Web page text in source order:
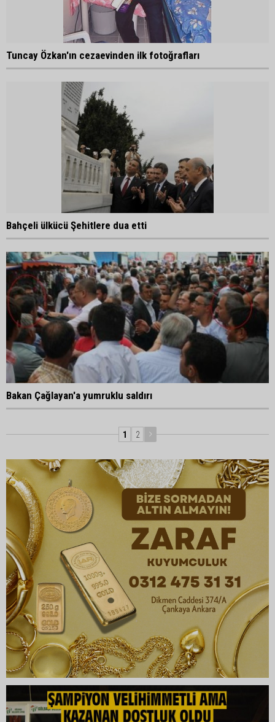
Tuncay Özkan'ın cezaevinden ilk fotoğrafları
Bahçeli ülkücü Şehitlere dua etti
Bakan Çağlayan'a yumruklu saldırı
1 2